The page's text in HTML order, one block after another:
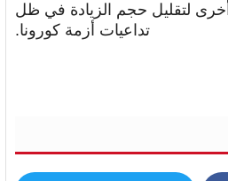
أخرى لتقليل حجم الزيادة في ظل
تداعيات أزمة كورونا.